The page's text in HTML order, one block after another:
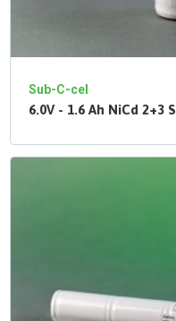
Sub-C-cel
6.0V - 1.6 Ah NiCd 2+3